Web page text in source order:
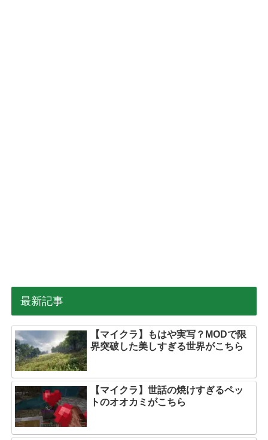
最新記事
【マイクラ】もはや実写？MODで限
界突破した美しすぎる世界がこちら
【マイクラ】世話の焼けすぎるペッ
トのオオカミがこちら